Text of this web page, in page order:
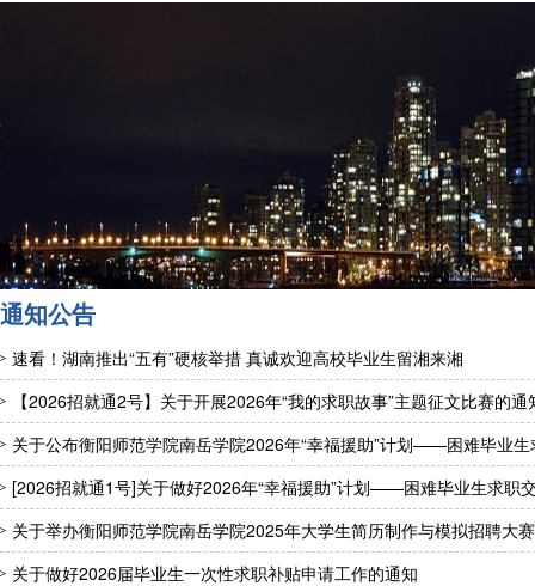
通知公告
速看！湖南推出“五有”硬核举措 真诚欢迎高校毕业生留湘来湘
【2026招就通2号】关于开展2026年“我的求职故事”主题征文比赛的通
关于公布衡阳师范学院南岳学院2026年“幸福援助”计划——困难毕业
[2026招就通1号]关于做好2026年“幸福援助”计划——困难毕业生求职
关于举办衡阳师范学院南岳学院2025年大学生简历制作与模拟招聘大
关于做好2026届毕业生一次性求职补贴申请工作的通知